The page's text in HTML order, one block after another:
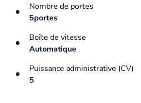
Nombre de portes
5portes
Boîte de vitesse
Automatique
Puissance administrative (CV)
5